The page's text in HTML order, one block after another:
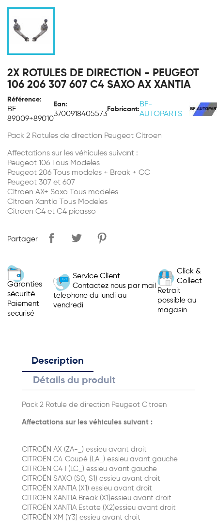
2X ROTULES DE DIRECTION - PEUGEOT
106 206 307 607 C4 SAXO AX XANTIA
Référence:
BF-
89009+89010
Ean:
3700918405573
Fabricant:
BF-
AUTOPARTS
Pack 2 Rotules de direction Peugeot Citroen
Affectations sur les véhicules suivant :
Peugeot 106 Tous Modeles
Peugeot 206 Tous modeles + Break + CC
Peugeot 307 et 607
Citroen AX+ Saxo Tous modeles
Citroen Xantia Tous Modeles
Citroen C4 et C4 picasso
Partager
Garanties
sécurité
Paiement
securisé
Service Client
Contactez nous par mail
telephone du lundi au
vendredi
Click &
Collect
Retrait
possible au
magasin
Description
Détails du produit
Pack 2 Rotule de direction Peugeot Citroen
Affectations sur les véhicules suivant :
CITROËN AX (ZA-_) essieu avant droit
CITROËN C4 Coupé (LA_) essieu avant gauche
CITROËN C4 I (LC_) essieu avant gauche
CITROËN SAXO (S0, S1) essieu avant droit
CITROËN XANTIA (X1) essieu avant droit
CITROËN XANTIA Break (X1)essieu avant droit
CITROËN XANTIA Estate (X2)essieu avant droit
CITROËN XM (Y3) essieu avant droit